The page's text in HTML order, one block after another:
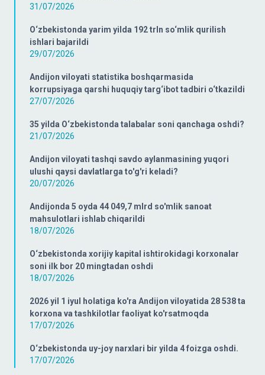
31/07/2026
O‘zbekistonda yarim yilda 192 trln so‘mlik qurilish
ishlari bajarildi
29/07/2026
Andijon viloyati statistika boshqarmasida
korrupsiyaga qarshi huquqiy targ‘ibot tadbiri o‘tkazildi
27/07/2026
35 yilda O‘zbekistonda talabalar soni qanchaga oshdi?
21/07/2026
Andijon viloyati tashqi savdo aylanmasining yuqori
ulushi qaysi davlatlarga to'g'ri keladi?
20/07/2026
Andijonda 5 oyda 44 049,7 mlrd so'mlik sanoat
mahsulotlari ishlab chiqarildi
18/07/2026
O‘zbekistonda xorijiy kapital ishtirokidagi korxonalar
soni ilk bor 20 mingtadan oshdi
18/07/2026
2026 yil 1 iyul holatiga ko'ra Andijon viloyatida 28 538 ta
korxona va tashkilotlar faoliyat ko'rsatmoqda
17/07/2026
O‘zbekistonda uy-joy narxlari bir yilda 4 foizga oshdi.
17/07/2026